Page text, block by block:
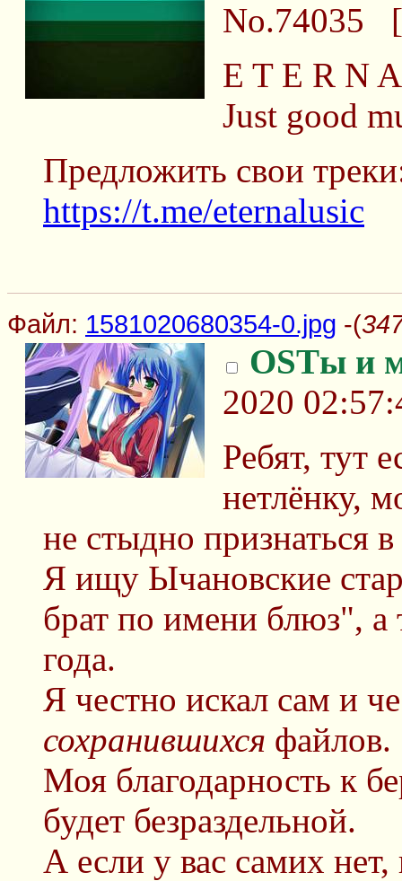
No.74035 [
E T E R N
Just good
Предложить свои
https://t.me/eternalusic
Файл: 1581020680354-0.jpg -(
OSTы и
2020
Ребят, тут
нетлёнку,
не стыдно признаться
Я ищу Ычановские
брат по имени блюз", а
года.
Я честно искал сам и
сохранившихся файлов.
Моя благодарность к
будет безраздельной.
А если у вас самих нет,